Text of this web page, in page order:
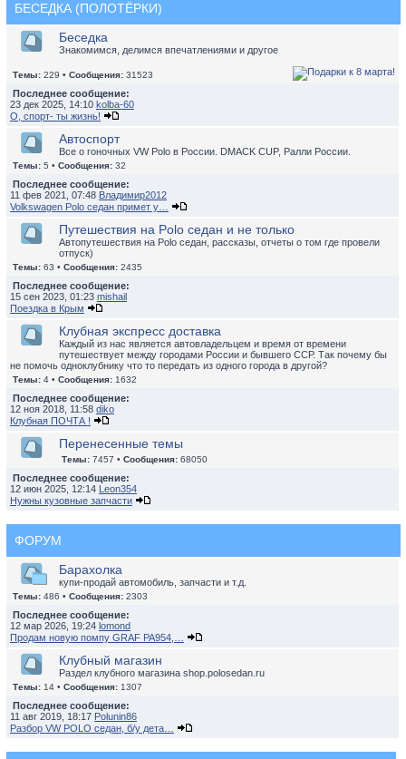
БЕСЕДКА (ПОЛОТЁРКИ)
Беседка
Знакомимся, делимся впечатлениями и другое
Темы: 229 • Сообщения: 31523
Последнее сообщение:
23 дек 2025, 14:10 kolba-60
О, спорт- ты жизнь!
Автоспорт
Все о гоночных VW Polo в России. DMACK CUP, Ралли России.
Темы: 5 • Сообщения: 32
Последнее сообщение:
11 фев 2021, 07:48 Владимир2012
Volkswagen Polo седан примет у…
Путешествия на Polo седан и не только
Автопутешествия на Polo седан, рассказы, отчеты о том где провели
отпуск)
Темы: 63 • Сообщения: 2435
Последнее сообщение:
15 сен 2023, 01:23 mishail
Поездка в Крым
Клубная экспресс доставка
Каждый из нас является автовладельцем и время от времени
путешествует между городами России и бывшего ССР. Так почему бы
не помочь одноклубнику что то передать из одного города в другой?
Темы: 4 • Сообщения: 1632
Последнее сообщение:
12 ноя 2018, 11:58 diko
Клубная ПОЧТА !
Перенесенные темы
Темы: 7457 • Сообщения: 68050
Последнее сообщение:
12 июн 2025, 12:14 Leon354
Нужны кузовные запчасти
ФОРУМ
Барахолка
купи-продай автомобиль, запчасти и т.д.
Темы: 486 • Сообщения: 2303
Последнее сообщение:
12 мар 2026, 19:24 lomond
Продам новую помпу GRAF PA954,…
Клубный магазин
Раздел клубного магазина shop.polosedan.ru
Темы: 14 • Сообщения: 1307
Последнее сообщение:
11 авг 2019, 18:17 Polunin86
Разбор VW POLO седан, б/у дета…